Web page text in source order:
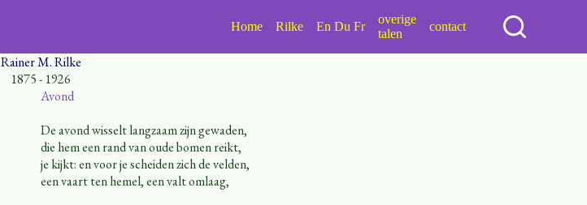
Home Rilke En Du Fr
overige
talen
contact
Rainer M. Rilke
1875 - 1926
Avond
De avond wisselt langzaam zijn gewaden,
die hem een rand van oude bomen reikt,
je kijkt: en voor je scheiden zich de velden,
een vaart ten hemel, een valt omlaag,